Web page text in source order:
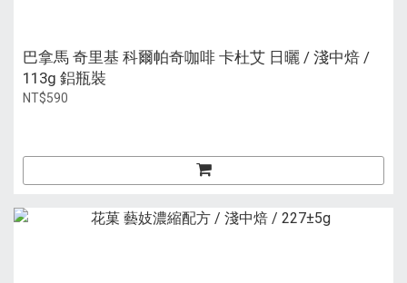
巴拿馬 奇里基 科爾帕奇咖啡 卡杜艾 日曬 / 淺中焙 /
113g 鋁瓶裝
NT$590